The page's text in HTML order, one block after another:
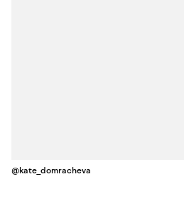
@kate_domracheva